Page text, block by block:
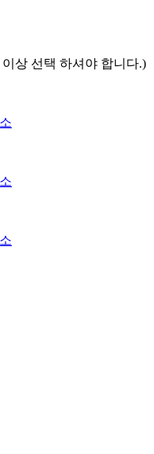
상 선택 하셔야 합니다.)